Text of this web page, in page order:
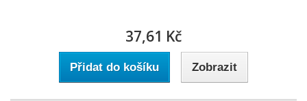
37,61 Kč
Přidat do košíku Zobrazit